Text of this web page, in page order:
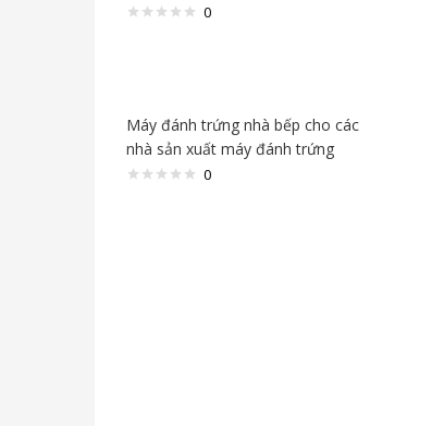
0
Máy đánh trứng nhà bếp cho các
nhà sản xuất máy đánh trứng
0